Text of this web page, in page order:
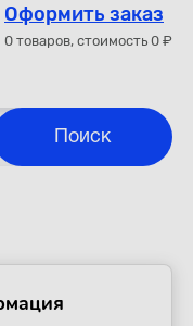
Оформить заказ
0 товаров, стоимость 0 ₽